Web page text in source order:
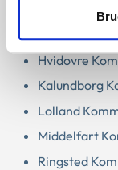
Helsingør
Horsens
Hvidovre
Kalundborg
Lolland
Middelfart
Ringsted